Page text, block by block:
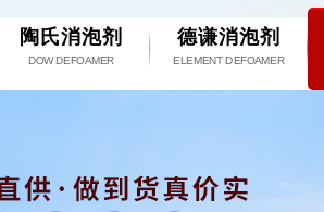
陶氏消泡剂
DOW DEFOAMER
德谦消泡剂
ELEMENT DEFOAMER